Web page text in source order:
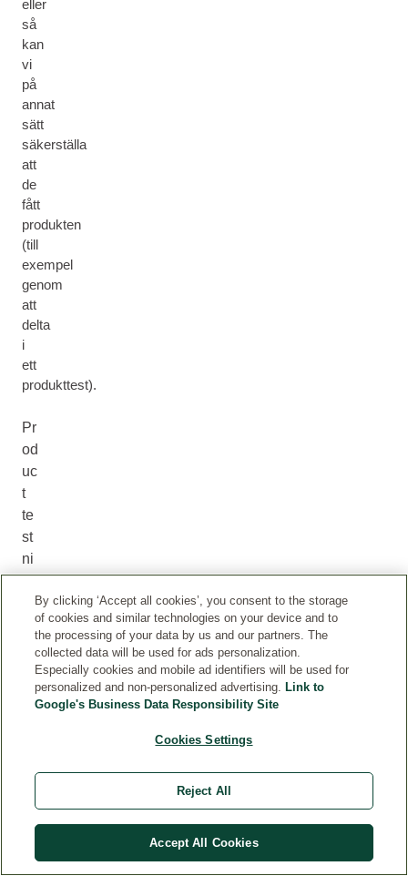
eller
så
kan
vi
på
annat
sätt
säkerställa
att
de
fått
produkten
(till
exempel
genom
att
delta
i
ett
produkttest).
Pr
od
uc
t
te
st
ni
ng
Filtrera
(0)
HÖGSTA RECENSIONEN
älskar
Perfekt
att
By clicking ‘Accept all cookies’, you consent to the storage
of cookies and similar technologies on your device and to
the processing of your data by us and our partners. The
collected data will be used for ads personalization.
Especially cookies and mobile ad identifiers will be used for
personalized and non-personalized advertising. Link to
Google's Business Data Responsibility Site
Cookies Settings
Reject All
Accept All Cookies